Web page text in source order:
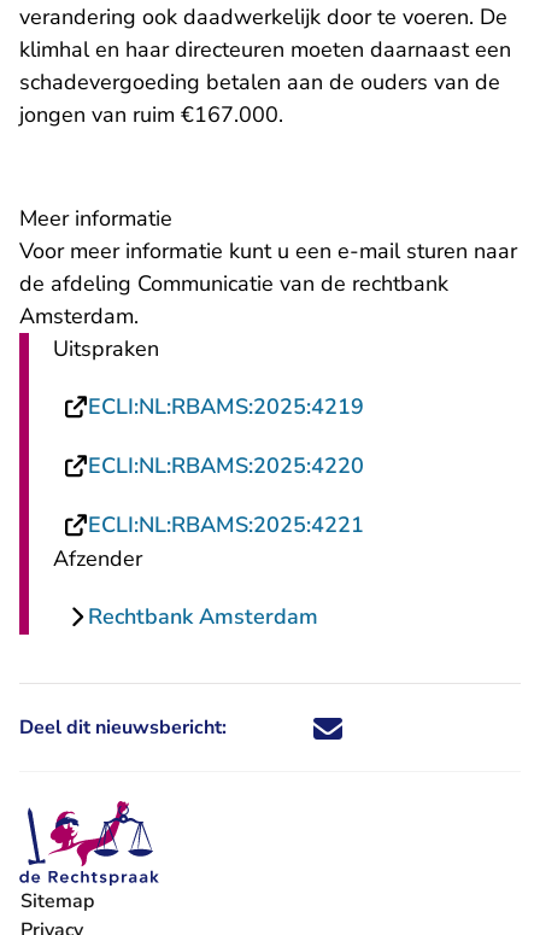
verandering ook daadwerkelijk door te voeren. De
klimhal en haar directeuren moeten daarnaast een
schadevergoeding betalen aan de ouders van de
jongen van ruim €167.000.
Meer informatie
Voor meer informatie kunt u een e-mail- U verlaat
sturen naar
de afdeling Communicatie van de rechtbank
Amsterdam.
Uitspraken
ECLI:NL:RBAMS:2025:4219
ECLI:NL:RBAMS:2025:4220
ECLI:NL:RBAMS:2025:4221
Afzender
Rechtbank Amsterdam
Deel dit nieuwsbericht: Deel dit nieuwsbericht via X -
Deel dit nieuwsbericht via
Deel dit nieuwsbericht
Deel dit
Sitemap